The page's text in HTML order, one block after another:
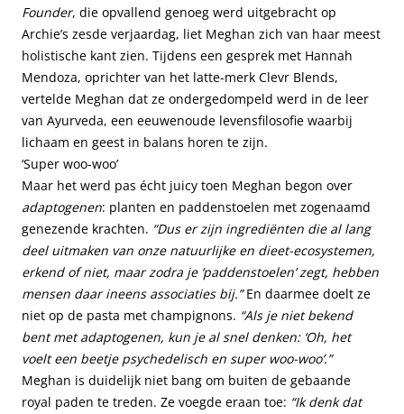
Founder, die opvallend genoeg werd uitgebracht op
Archie’s zesde verjaardag, liet Meghan zich van haar meest
holistische kant zien. Tijdens een gesprek met Hannah
Mendoza, oprichter van het latte-merk Clevr Blends,
vertelde Meghan dat ze ondergedompeld werd in de leer
van Ayurveda, een eeuwenoude levensfilosofie waarbij
lichaam en geest in balans horen te zijn.
‘Super woo-woo’
Maar het werd pas écht juicy toen Meghan begon over
adaptogenen: planten en paddenstoelen met zogenaamd
genezende krachten. “Dus er zijn ingrediënten die al lang
deel uitmaken van onze natuurlijke en dieet-ecosystemen,
erkend of niet, maar zodra je ‘paddenstoelen’ zegt, hebben
mensen daar ineens associaties bij.”En daarmee doelt ze
niet op de pasta met champignons. “Als je niet bekend
bent met adaptogenen, kun je al snel denken: ‘Oh, het
voelt een beetje psychedelisch en super woo-woo’.”
Meghan is duidelijk niet bang om buiten de gebaande
royal paden te treden. Ze voegde eraan toe: “Ik denk dat